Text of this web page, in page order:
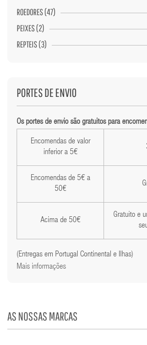
ROEDORES (47)
PEIXES (2)
REPTEIS (3)
PORTES DE ENVIO
Os portes de envio são gratuitos para
Encomendas de valor
inferior a 5€
Encomendas de 5€ a
50€
Acima de 50€
Gratuito e
(Entregas em Portugal Continental e Ilhas)
Mais informações
AS NOSSAS MARCAS